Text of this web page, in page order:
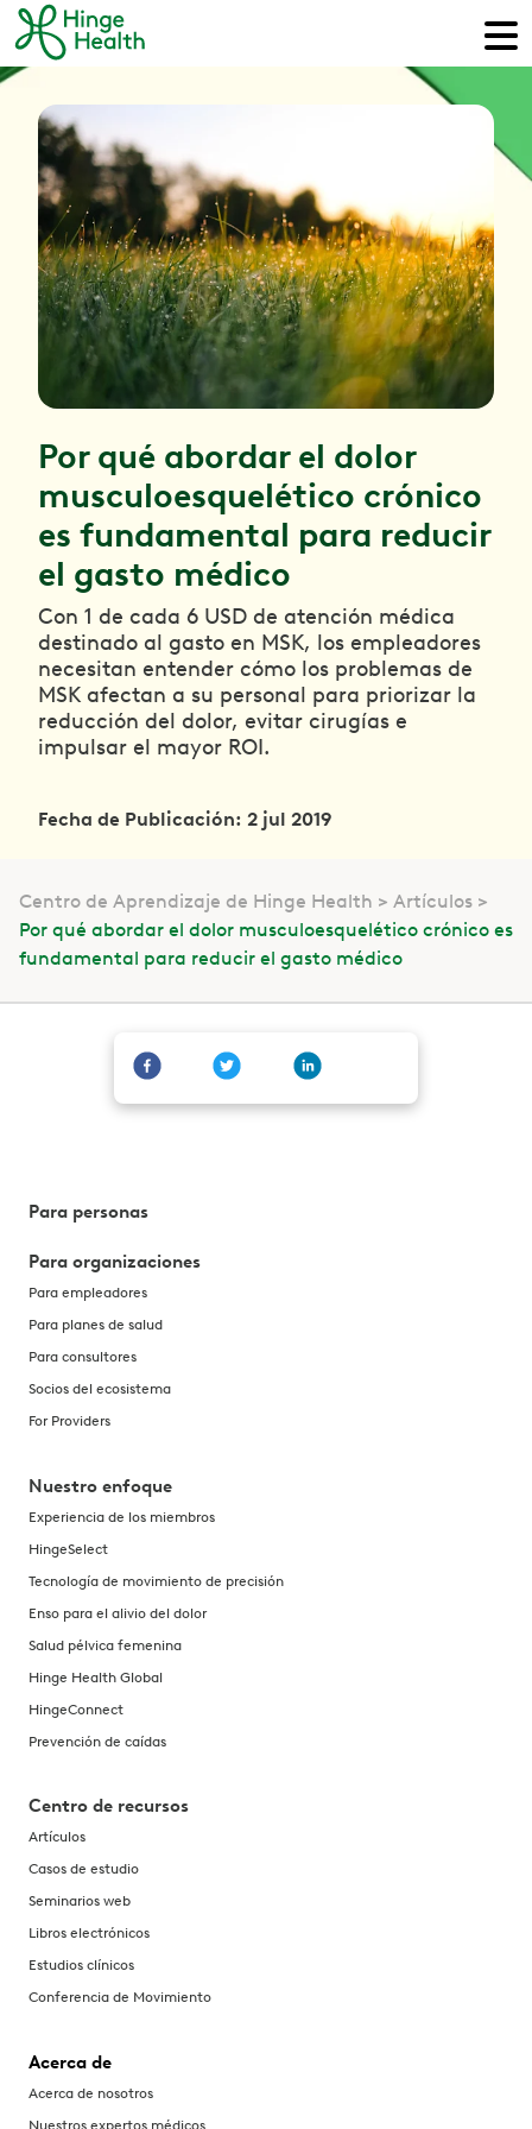
Por qué abordar el dolor
musculoesquelético crónico
es fundamental para reducir
el gasto médico
Con 1 de cada 6 USD de atención médica
destinado al gasto en MSK, los empleadores
necesitan entender cómo los problemas de
MSK afectan a su personal para priorizar la
reducción del dolor, evitar cirugías e
impulsar el mayor ROI.
Fecha de Publicación: 2 jul 2019
Centro de Aprendizaje de Hinge Health
Artículos
Por qué abordar el dolor musculoesquelético crónico es
fundamental para reducir el gasto médico
Para personas
Para organizaciones
Para empleadores
Para planes de salud
Para consultores
Socios del ecosistema
For Providers
Nuestro enfoque
Experiencia de los miembros
HingeSelect
Tecnología de movimiento de precisión
Enso para el alivio del dolor
Salud pélvica femenina
Hinge Health Global
HingeConnect
Prevención de caídas
Centro de recursos
Artículos
Casos de estudio
Seminarios web
Libros electrónicos
Estudios clínicos
Conferencia de Movimiento
Acerca de
Acerca de nosotros
Nuestros expertos médicos